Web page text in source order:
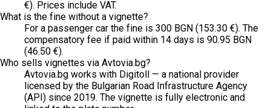
€). Prices include VAT.
What is the fine without a vignette?
For a passenger car the fine is 300 BGN (153.30 €). The
compensatory fee if paid within 14 days is 90.95 BGN
(46.50 €).
Who sells vignettes via Avtovia.bg?
Avtovia.bg works with Digitoll — a national provider
licensed by the Bulgarian Road Infrastructure Agency
(API) since 2019. The vignette is fully electronic and